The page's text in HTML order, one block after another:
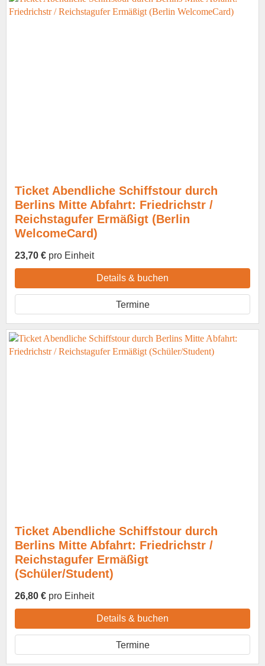
Ticket Abendliche Schiffstour durch
Berlins Mitte Abfahrt: Friedrichstr /
Reichstagufer Ermäßigt (Berlin
WelcomeCard)
23,70 € pro Einheit
Details & buchen
Termine
Ticket Abendliche Schiffstour durch
Berlins Mitte Abfahrt: Friedrichstr /
Reichstagufer Ermäßigt
(Schüler/Student)
26,80 € pro Einheit
Details & buchen
Termine